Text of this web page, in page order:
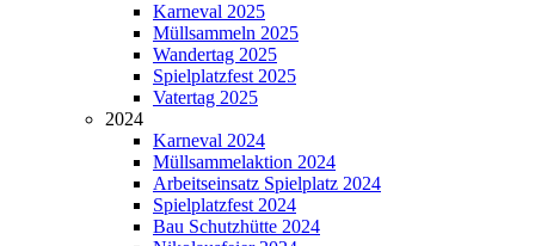
Karneval 2025
Müllsammeln 2025
Wandertag 2025
Spielplatzfest 2025
Vatertag 2025
2024
Karneval 2024
Müllsammelaktion 2024
Arbeitseinsatz Spielplatz 2024
Spielplatzfest 2024
Bau Schutzhütte 2024